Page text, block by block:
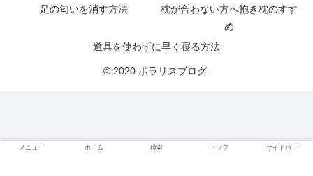
足の匂いを消す方法
枕が合わない方へ抱き枕のすす
め
道具を使わずに早く寝る方法
© 2020 ポラリスブログ.
メニュー ホーム 検索 トップ サイドバー